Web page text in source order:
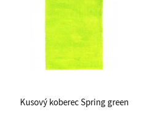
Kusový koberec Spring green